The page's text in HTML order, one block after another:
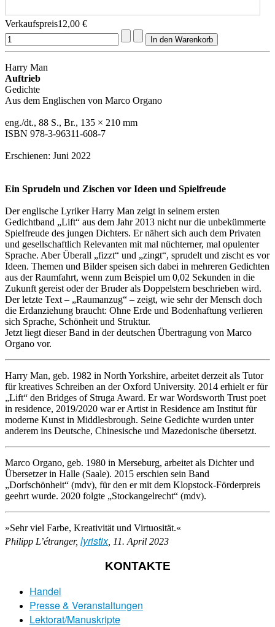
Verkaufspreis12,00 €
Harry Man
Auftrieb
Gedichte
Aus dem Englischen von Marco Organo
eng./dt., 88 S., Br., 135 × 210 mm
ISBN 978-3-96311-608-7
Erschienen: Juni 2022
Ein Sprudeln und Zischen vor Ideen und Spielfreude
Der englische Lyriker Harry Man zeigt in seinem ersten
Gedichtband „Lift“ aus dem Jahr 2013 nicht nur die unbekümmerte
Spielfreude des jungen Dichters. Er nähert sich auch dem Privaten
und gesellschaftlich Relevanten mit mal nüchterner, mal opulenter
Sprache. Aber Überall „fizzt“ und „zingt“, sprudelt und zischt es vor
Ideen. Themen und Bilder speisen sich dabei in mehreren Gedichten
aus der Raumfahrt, wenn zum Beispiel um 0,02 Sekunden in die
Zukunft gereist oder der Bruder als Doppelstern beschrieben wird.
Der letzte Text – „Raumanzug“ – zeigt, wie sehr der Mensch doch
die Erdanziehung braucht: Ohne Erde und Bodenhaftung verlieren
sich Sprache, Schönheit und Struktur.
Jetzt liegt dieser Band in der deutschen Übertragung von Marco
Organo vor.
Harry Man, geb. 1982 in North Yorkshire, arbeitet derzeit als Tutor
für kreatives Schreiben an der Oxford University. 2014 erhielt er für
„Lift“ den Bridges of Struga Award. Er war Wordsworth Trust poet
in residence, 2019/2020 war er Artist in Residence am Institut für
moderne Kunst in Middlesbrough. Seine Gedichte wurden unter
anderem ins Deutsche, Chinesische und Mazedonische übersetzt.
Marco Organo, geb. 1980 in Merseburg, arbeitet als Dichter und
Übersetzer in Halle (Saale). 2015 erschien sein Band
„Dorfschönheit“ (mdv), für den er mit dem Klopstock-Förderpreis
geehrt wurde. 2020 folgte „Stockangelrecht“ (mdv).
»Sehr viel Farbe, Kreativität und Virtuosität.«
Philipp L’étranger, lyristix, 11. April 2023
KONTAKTE
Handel
Presse & Veranstaltungen
Lektorat/Manuskripte